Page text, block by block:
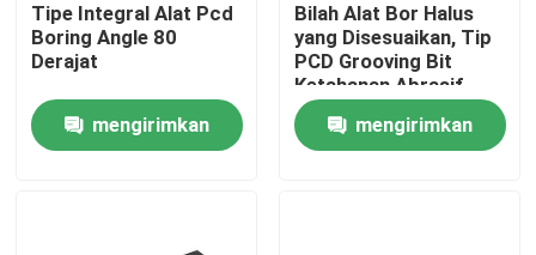
Rumah
Tipe Integral Alat Pcd
Boring Angle 80
Derajat
mengirimkan
Bilah Alat Bor Halus
yang Disesuaikan, Tip
PCD Grooving Bit
Ketahanan Abrasif
Tinggi
mengirimkan